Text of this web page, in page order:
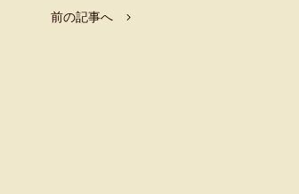
前の記事へ